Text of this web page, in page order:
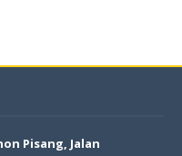
Pisang, Jalan